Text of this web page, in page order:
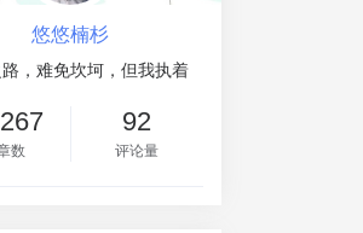
悠悠楠杉
路，难免坎坷，但我执着
数
92
评论量